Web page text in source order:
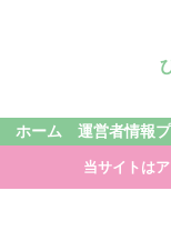
ホーム 運営者情報
当サイトは